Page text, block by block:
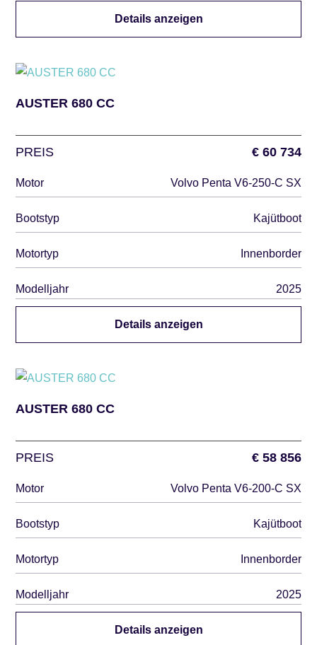
Details anzeigen
AUSTER 680 CC
PREIS € 60 734
Motor Volvo Penta V6-250-C SX
Bootstyp Kajütboot
Motortyp Innenborder
Modelljahr 2025
Details anzeigen
AUSTER 680 CC
PREIS € 58 856
Motor Volvo Penta V6-200-C SX
Bootstyp Kajütboot
Motortyp Innenborder
Modelljahr 2025
Details anzeigen